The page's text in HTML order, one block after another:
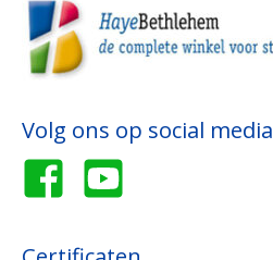
Volg ons op social media